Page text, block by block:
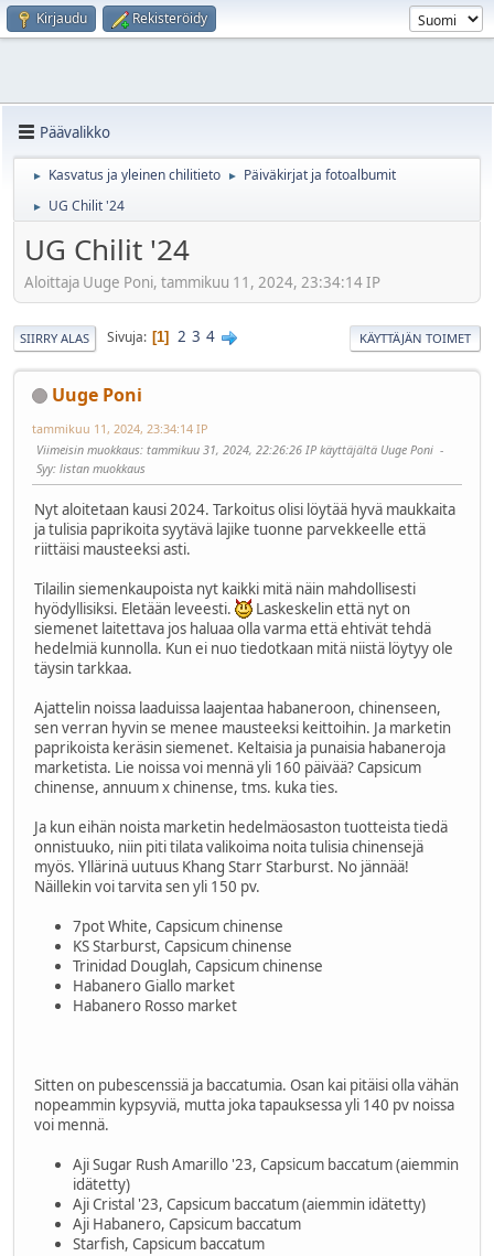
Kirjaudu Rekisteröidy
Päävalikko
► Kasvatus ja yleinen chilitieto ► Päiväkirjat ja fotoalbumit
► UG Chilit '24
UG Chilit '24
Aloittaja Uuge Poni, tammikuu 11, 2024, 23:34:14 IP
SIIRRY ALAS Sivuja 1 2 3 4 KÄYTTÄJÄN TOIMET
Uuge Poni
tammikuu 11, 2024, 23:34:14 IP
Viimeisin muokkaus: tammikuu 31, 2024, 22:26:26 IP käyttäjältä Uuge Poni
Syy: listan muokkaus
Nyt aloitetaan kausi 2024. Tarkoitus olisi löytää hyvä maukkaita
ja tulisia paprikoita syytävä lajike tuonne parvekkeelle että
riittäisi mausteeksi asti.
Tilailin siemenkaupoista nyt kaikki mitä näin mahdollisesti
hyödyllisiksi. Eletään leveesti.
Laskeskelin että nyt on
siemenet laitettava jos haluaa olla varma että ehtivät tehdä
hedelmiä kunnolla. Kun ei nuo tiedotkaan mitä niistä löytyy ole
täysin tarkkaa.
Ajattelin noissa laaduissa laajentaa habaneroon, chinenseen,
sen verran hyvin se menee mausteeksi keittoihin. Ja marketin
paprikoista keräsin siemenet. Keltaisia ja punaisia habaneroja
marketista. Lie noissa voi mennä yli 160 päivää? Capsicum
chinense, annuum x chinense, tms. kuka ties.
Ja kun eihän noista marketin hedelmäosaston tuotteista tiedä
onnistuuko, niin piti tilata valikoima noita tulisia chinensejä
myös. Yllärinä uutuus Khang Starr Starburst. No jännää!
Näillekin voi tarvita sen yli 150 pv.
7pot White, Capsicum chinense
KS Starburst, Capsicum chinense
Trinidad Douglah, Capsicum chinense
Habanero Giallo market
Habanero Rosso market
Sitten on pubescenssiä ja baccatumia. Osan kai pitäisi olla vähän
nopeammin kypsyviä, mutta joka tapauksessa yli 140 pv noissa
voi mennä.
Aji Sugar Rush Amarillo '23, Capsicum baccatum (aiemmin
idätetty)
Aji Cristal '23, Capsicum baccatum (aiemmin idätetty)
Aji Habanero, Capsicum baccatum
Starfish, Capsicum baccatum